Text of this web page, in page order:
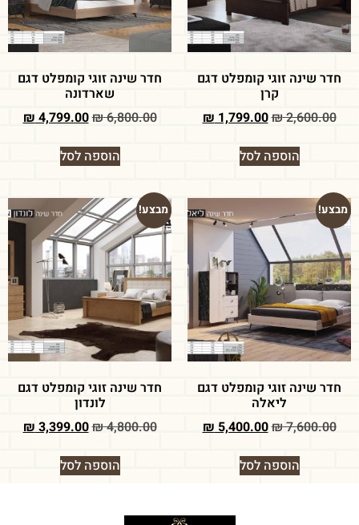
חדר שינה זוגי קומפלט דגם
קרן
₪2,600.00
₪1,799.00
הוספה לסל
חדר שינה זוגי קומפלט דגם
שארדונה
₪6,800.00
₪4,799.00
הוספה לסל
מבצע!
חדר שינה זוגי קומפלט דגם
ליאלה
₪7,600.00
₪5,400.00
הוספה לסל
מבצע!
חדר שינה זוגי קומפלט דגם
לונדון
₪4,800.00
₪3,399.00
הוספה לסל